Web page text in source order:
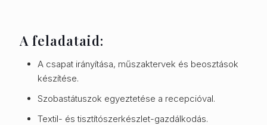
A feladataid:
A csapat irányítása, műszaktervek és beosztások
készítése.
Szobastátuszok egyeztetése a recepcióval.
Textil- és tisztítószerkészlet-gazdálkodás.